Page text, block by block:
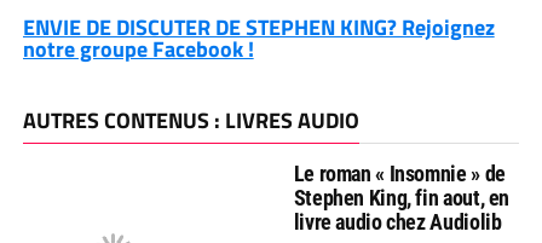
ENVIE DE DISCUTER DE STEPHEN KING? Rejoignez
notre groupe Facebook !
AUTRES CONTENUS : LIVRES AUDIO
Le roman « Insomnie » de
Stephen King, fin aout, en
livre audio chez Audiolib